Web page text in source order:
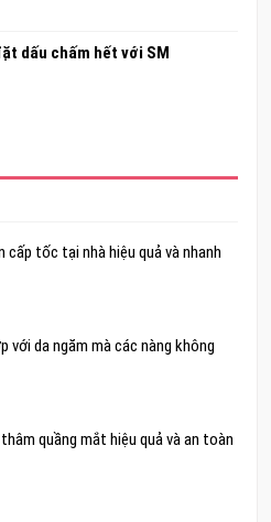
dấu chấm hết với SM
cấp tốc tại nhà hiệu quả và nhanh
với da ngăm mà các nàng không
quầng mắt hiệu quả và an toàn